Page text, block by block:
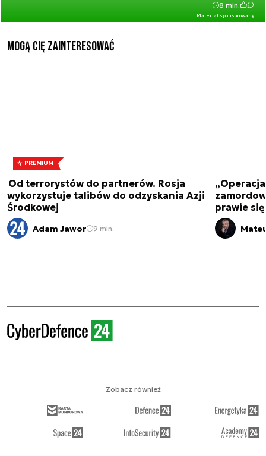
Materiał sponsorowany
8 min.
Mogą Cię zainteresować
PREMIUM
Od terrorystów do partnerów. Rosja
wykorzystuje talibów do odzyskania Azji
Środkowej
Adam Jawor 9 min.
prawie
Zobacz również